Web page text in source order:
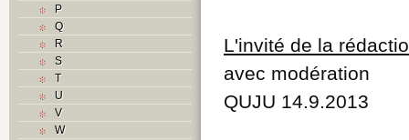
P
Q
R
S
T
U
V
W
L'invité de la
avec modération
QUJU 14.9.2013